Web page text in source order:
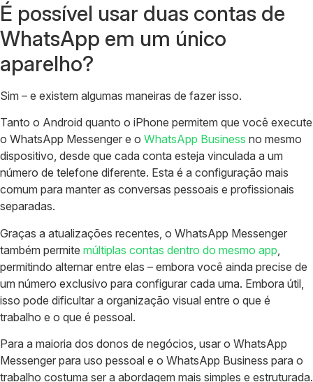
É possível usar duas contas de
WhatsApp em um único
aparelho?
Sim – e existem algumas maneiras de fazer isso.
Tanto o Android quanto o iPhone permitem que você execute
o WhatsApp Messenger e o WhatsApp Business no mesmo
dispositivo, desde que cada conta esteja vinculada a um
número de telefone diferente. Esta é a configuração mais
comum para manter as conversas pessoais e profissionais
separadas.
Graças a atualizações recentes, o WhatsApp Messenger
também permite múltiplas contas dentro do mesmo app
permitindo alternar entre elas – embora você ainda precise de
um número exclusivo para configurar cada uma. Embora útil,
isso pode dificultar a organização visual entre o que é
trabalho e o que é pessoal.
Para a maioria dos donos de negócios, usar o WhatsApp
Messenger para uso pessoal e o WhatsApp Business para o
trabalho costuma ser a abordagem mais simples e estruturada.